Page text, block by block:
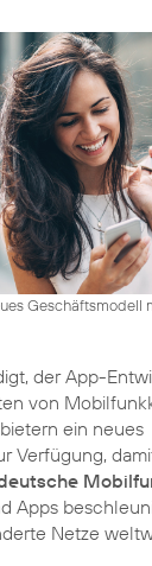
Geschäftsmodell
der App-
von
ein neues
Verfügung,
Apps
Netze